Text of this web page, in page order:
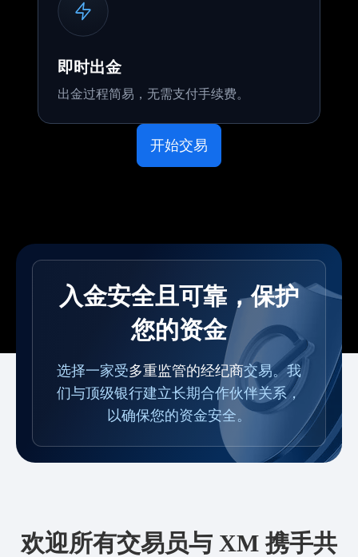
即时出金
出金过程简易，无需支付手续费。
开始交易
入金安全且可靠，保护
您的资金
选择一家受多重监管的经纪商交易。我
们与顶级银行建立长期合作伙伴关系，
以确保您的资金安全。
欢迎所有交易员与 XM 携手共